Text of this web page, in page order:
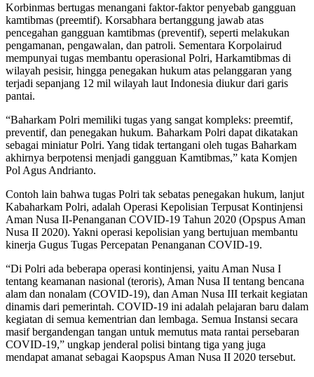
Korbinmas bertugas menangani faktor-faktor penyebab gangguan
kamtibmas (preemtif). Korsabhara bertanggung jawab atas
pencegahan gangguan kamtibmas (preventif), seperti melakukan
pengamanan, pengawalan, dan patroli. Sementara Korpolairud
mempunyai tugas membantu operasional Polri, Harkamtibmas di
wilayah pesisir, hingga penegakan hukum atas pelanggaran yang
terjadi sepanjang 12 mil wilayah laut Indonesia diukur dari garis
pantai.
“Baharkam Polri memiliki tugas yang sangat kompleks: preemtif,
preventif, dan penegakan hukum. Baharkam Polri dapat dikatakan
sebagai miniatur Polri. Yang tidak tertangani oleh tugas Baharkam
akhirnya berpotensi menjadi gangguan Kamtibmas,” kata Komjen
Pol Agus Andrianto.
Contoh lain bahwa tugas Polri tak sebatas penegakan hukum, lanjut
Kabaharkam Polri, adalah Operasi Kepolisian Terpusat Kontinjensi
Aman Nusa II-Penanganan COVID-19 Tahun 2020 (Opspus Aman
Nusa II 2020). Yakni operasi kepolisian yang bertujuan membantu
kinerja Gugus Tugas Percepatan Penanganan COVID-19.
“Di Polri ada beberapa operasi kontinjensi, yaitu Aman Nusa I
tentang keamanan nasional (teroris), Aman Nusa II tentang bencana
alam dan nonalam (COVID-19), dan Aman Nusa III terkait kegiatan
dinamis dari pemerintah. COVID-19 ini adalah pelajaran baru dalam
kegiatan di semua kementrian dan lembaga. Semua Instansi secara
masif bergandengan tangan untuk memutus mata rantai persebaran
COVID-19,” ungkap jenderal polisi bintang tiga yang juga
mendapat amanat sebagai Kaopspus Aman Nusa II 2020 tersebut.